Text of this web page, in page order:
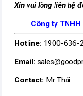
Xin vui lòng liên hệ
Công ty TNHH
Hotline: 1900-636-
Email:
Contact: Mr Thái